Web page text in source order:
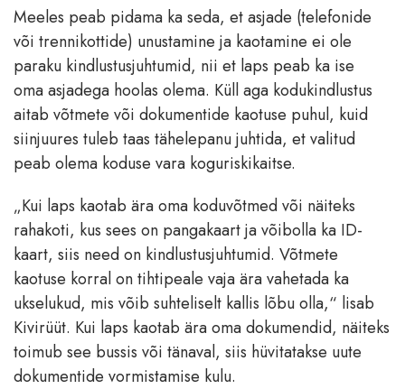
Meeles peab pidama ka seda, et asjade (telefonide
või trennikottide) unustamine ja kaotamine ei ole
paraku kindlustusjuhtumid, nii et laps peab ka ise
oma asjadega hoolas olema. Küll aga kodukindlustus
aitab võtmete või dokumentide kaotuse puhul, kuid
siinjuures tuleb taas tähelepanu juhtida, et valitud
peab olema koduse vara koguriskikaitse.
„Kui laps kaotab ära oma koduvõtmed või näiteks
rahakoti, kus sees on pangakaart ja võibolla ka ID-
kaart, siis need on kindlustusjuhtumid. Võtmete
kaotuse korral on tihtipeale vaja ära vahetada ka
ukselukud, mis võib suhteliselt kallis lõbu olla,“ lisab
Kivirüüt. Kui laps kaotab ära oma dokumendid, näiteks
toimub see bussis või tänaval, siis hüvitatakse uute
dokumentide vormistamise kulu.